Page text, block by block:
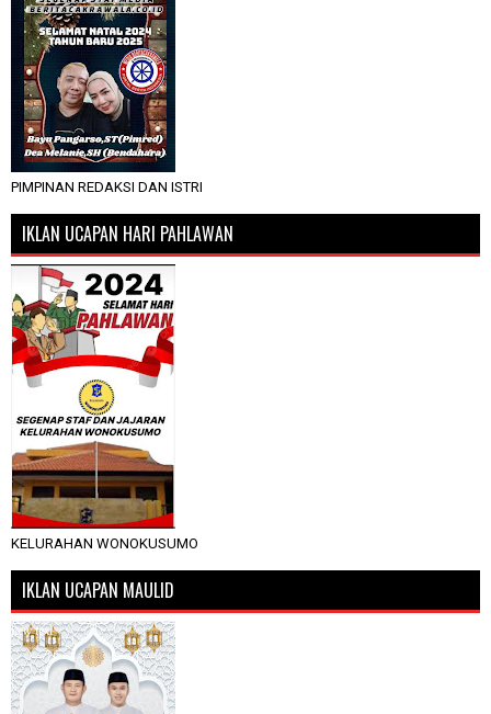
PIMPINAN REDAKSI DAN ISTRI
IKLAN UCAPAN HARI PAHLAWAN
KELURAHAN WONOKUSUMO
IKLAN UCAPAN MAULID